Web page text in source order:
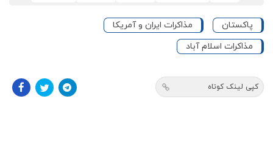
پاکستان
مذاکرات ایران و آمریکا
مذاکرات اسلام آباد
کپی لینک کوتاه